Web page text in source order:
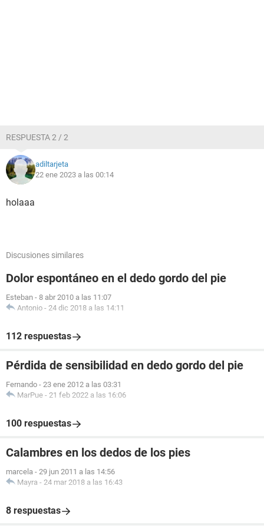
RESPUESTA 2 / 2
adiltarjeta
22 ene 2023 a las 00:14
holaaa
Discusiones similares
Dolor espontáneo en el dedo gordo del pie
Esteban - 8 abr 2010 a las 11:07
Antonio - 24 dic 2018 a las 14:11
112 respuestas
Pérdida de sensibilidad en dedo gordo del pie
Fernando - 23 ene 2012 a las 03:31
MarPue - 21 feb 2022 a las 16:06
100 respuestas
Calambres en los dedos de los pies
marcela - 29 jun 2011 a las 14:56
Mayra - 24 mar 2018 a las 16:43
8 respuestas